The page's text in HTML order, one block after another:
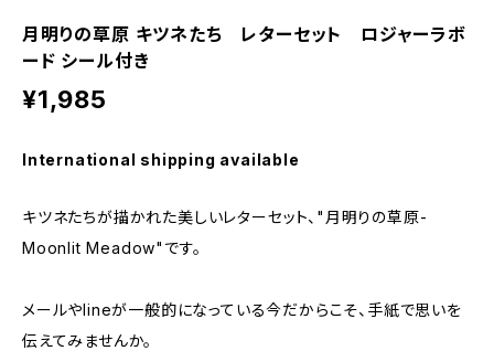
月明りの草原 キツネたち レターセット ロジャーラボ
ード シール付き
¥1,985
International shipping available
キツネたちが描かれた美しいレターセット、"月明りの草原-
Moonlit Meadow"です。
メールやlineが一般的になっている今だからこそ、手紙で思いを
伝えてみませんか。